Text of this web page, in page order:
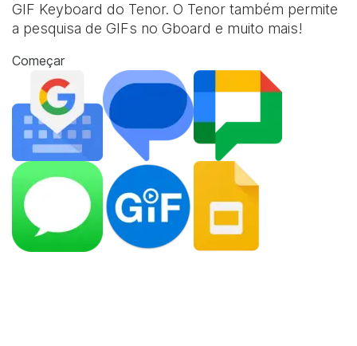
GIF Keyboard do Tenor. O Tenor também permite
a pesquisa de GIFs no Gboard e muito mais!
Começar